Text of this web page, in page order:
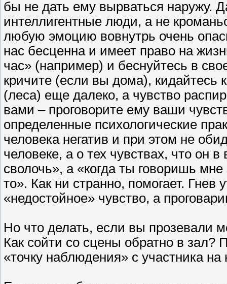
бы не дать ему вырваться
интеллигентные люди, а не
любую эмоцию вовнутрь очень
нас бесценна и имеет право на
час» (например) и беснуйтесь в
кричите (если вы дома),
(леса) еще далеко, а чувство
вами – проговорите ему ваши
определенные психологические
человека негатив и при этом не
человеке, а о тех чувствах, что он
сволочь», а «когда ты говоришь
то». Как ни странно, помогает. Гнев
«недостойное» чувство, а
Но что делать, если вы прозевали
Как сойти со сцены обратно в зал?
«точку наблюдения» с участника